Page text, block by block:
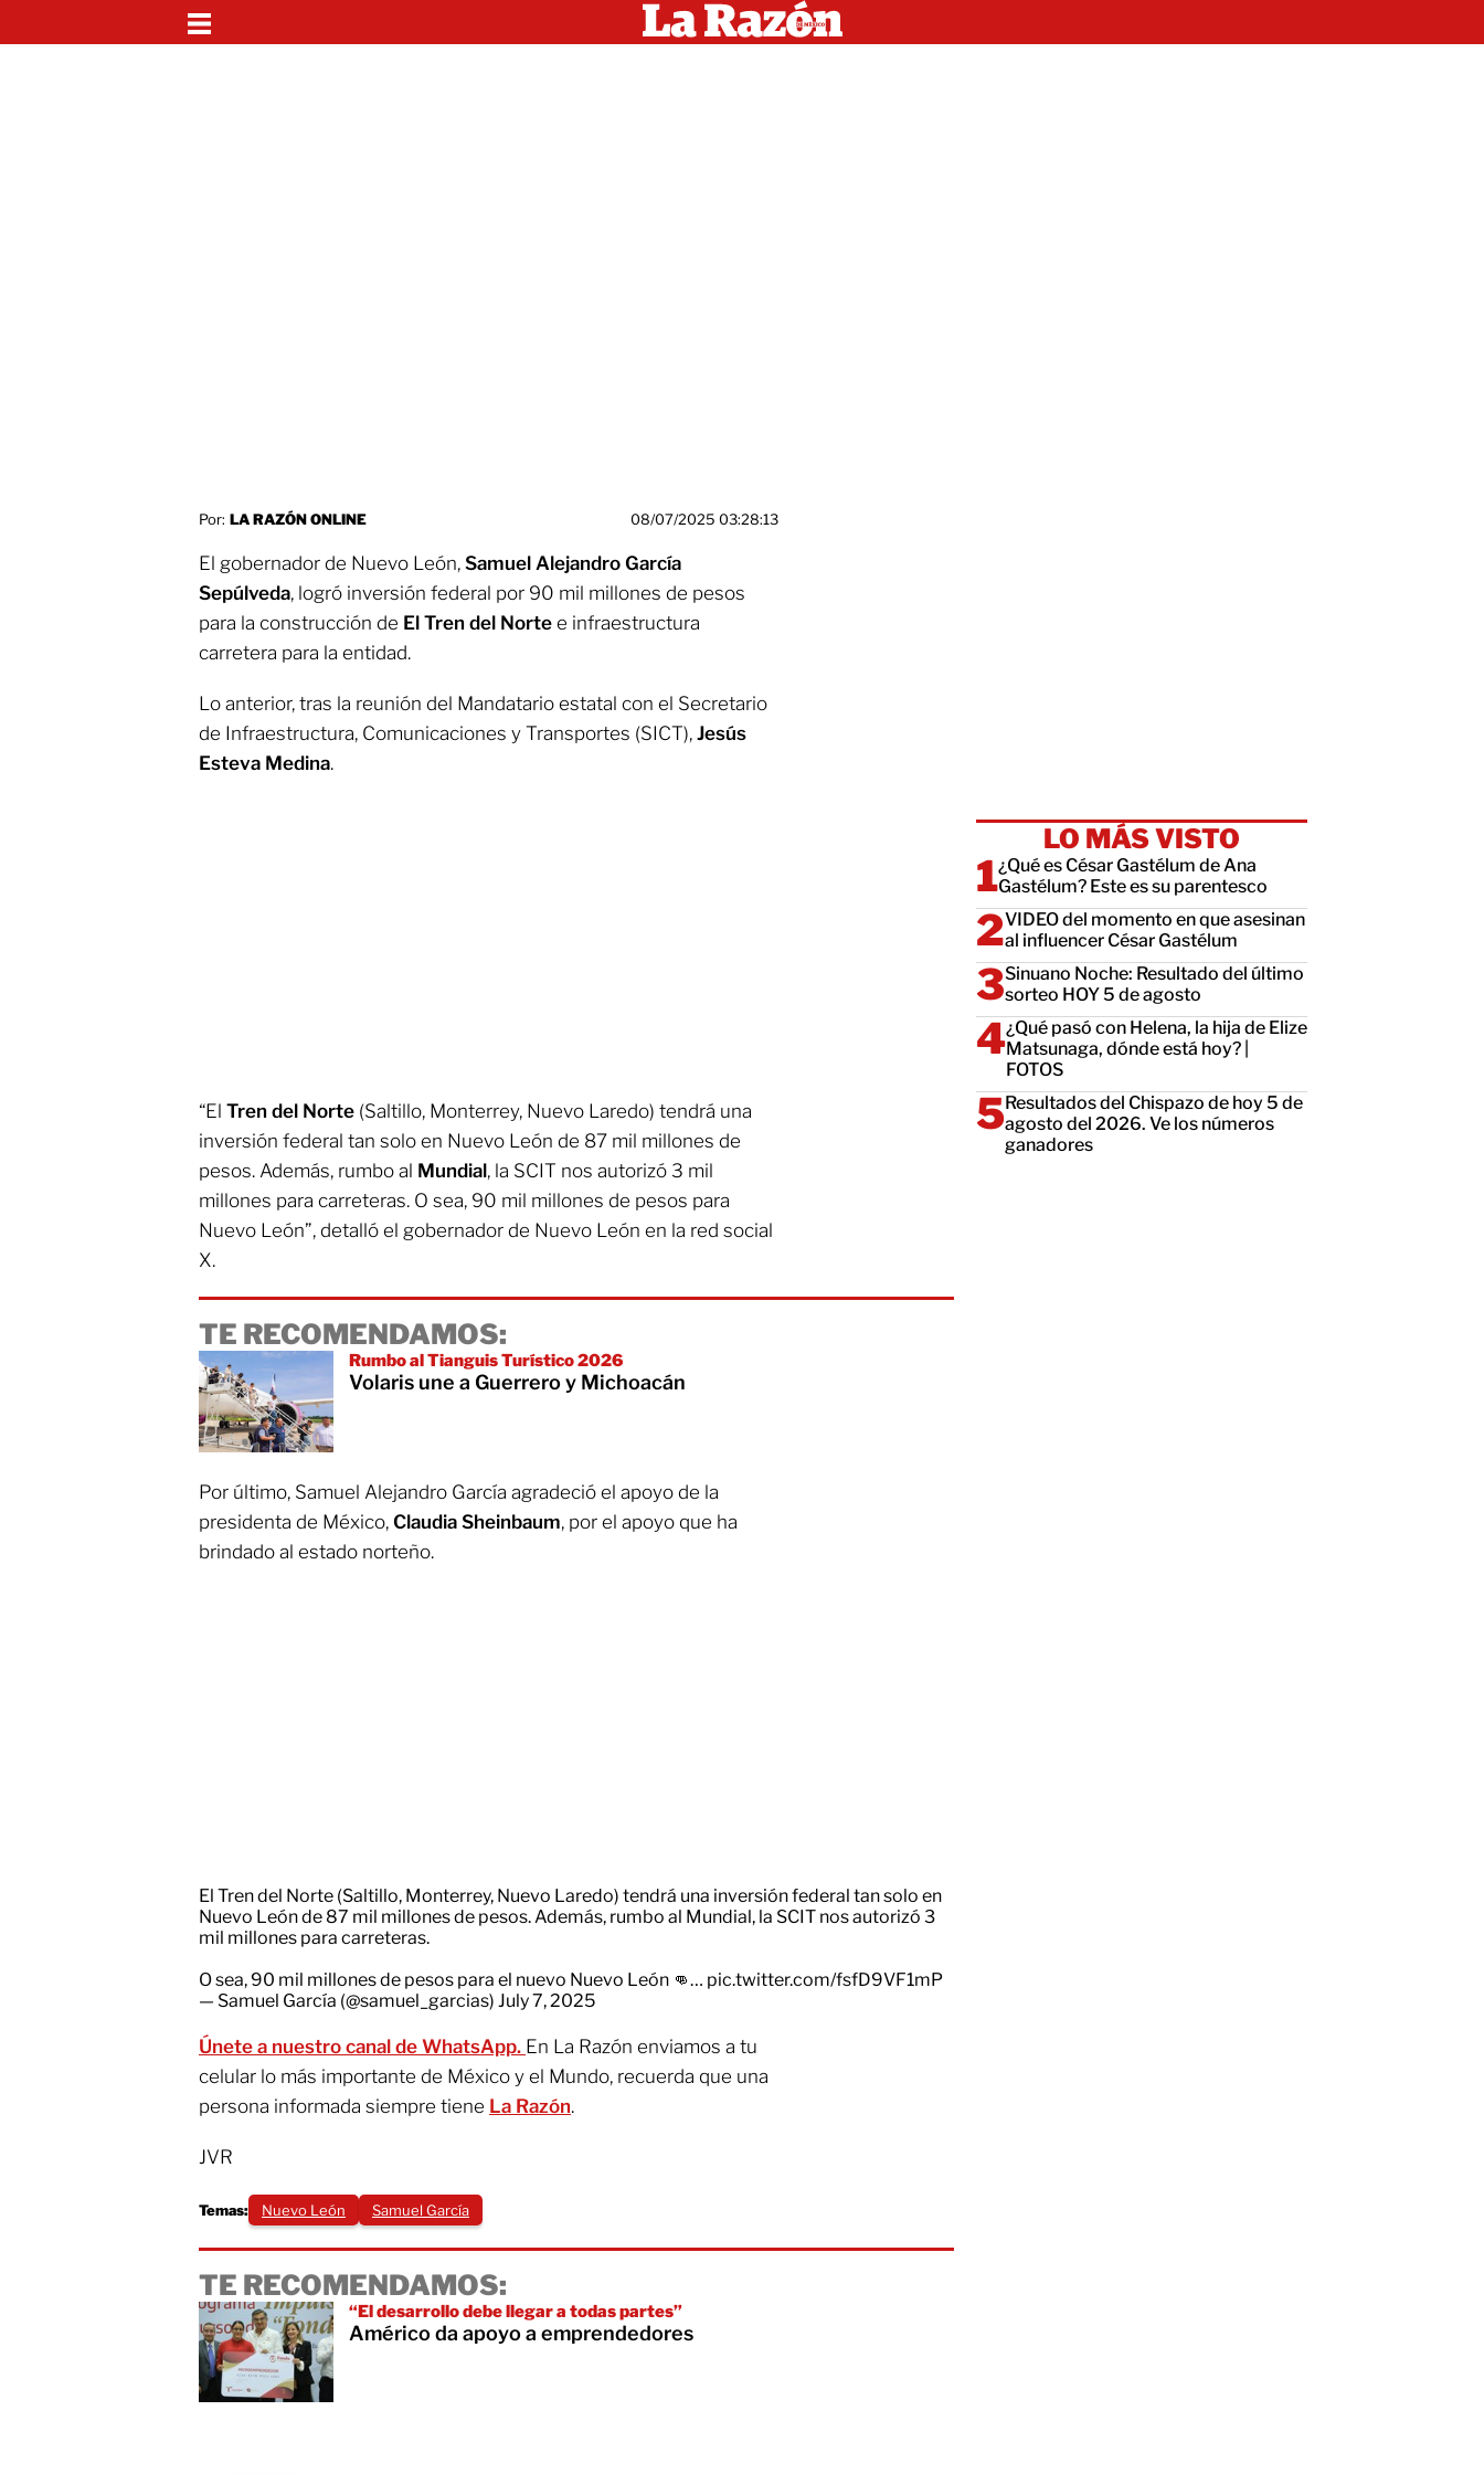
Por: LA RAZÓN ONLINE 08/07/2025 03:28:13
El gobernador de Nuevo León, Samuel Alejandro García
Sepúlveda, logró inversión federal por 90 mil millones de pesos
para la construcción de El Tren del Norte e infraestructura
carretera para la entidad.
Lo anterior, tras la reunión del Mandatario estatal con el Secretario
de Infraestructura, Comunicaciones y Transportes (SICT), Jesús
Esteva Medina.
“El Tren del Norte (Saltillo, Monterrey, Nuevo Laredo) tendrá una
inversión federal tan solo en Nuevo León de 87 mil millones de
pesos. Además, rumbo al Mundial, la SCIT nos autorizó 3 mil
millones para carreteras. O sea, 90 mil millones de pesos para
Nuevo León”, detalló el gobernador de Nuevo León en la red social
X.
TE RECOMENDAMOS:
Rumbo al Tianguis Turístico 2026
Volaris une a Guerrero y Michoacán
Por último, Samuel Alejandro García agradeció el apoyo de la
presidenta de México, Claudia Sheinbaum, por el apoyo que ha
brindado al estado norteño.
El Tren del Norte (Saltillo, Monterrey, Nuevo Laredo) tendrá una inversión federal tan solo en
Nuevo León de 87 mil millones de pesos. Además, rumbo al Mundial, la SCIT nos autorizó 3
mil millones para carreteras.
O sea, 90 mil millones de pesos para el nuevo Nuevo León 👊… pic.twitter.com/fsfD9VF1mP
— Samuel García (@samuel_garcias) July 7, 2025
Únete a nuestro canal de WhatsApp. En La Razón enviamos a tu
celular lo más importante de México y el Mundo, recuerda que una
persona informada siempre tiene La Razón.
JVR
Temas: Nuevo León Samuel García
TE RECOMENDAMOS:
“El desarrollo debe llegar a todas partes”
Américo da apoyo a emprendedores
LO MÁS VISTO
¿Qué es César Gastélum de Ana
Gastélum? Este es su parentesco
VIDEO del momento en que asesinan
al influencer César Gastélum
Sinuano Noche: Resultado del último
sorteo HOY 5 de agosto
¿Qué pasó con Helena, la hija de Elize
Matsunaga, dónde está hoy? |
FOTOS
Resultados del Chispazo de hoy 5 de
agosto del 2026. Ve los números
ganadores